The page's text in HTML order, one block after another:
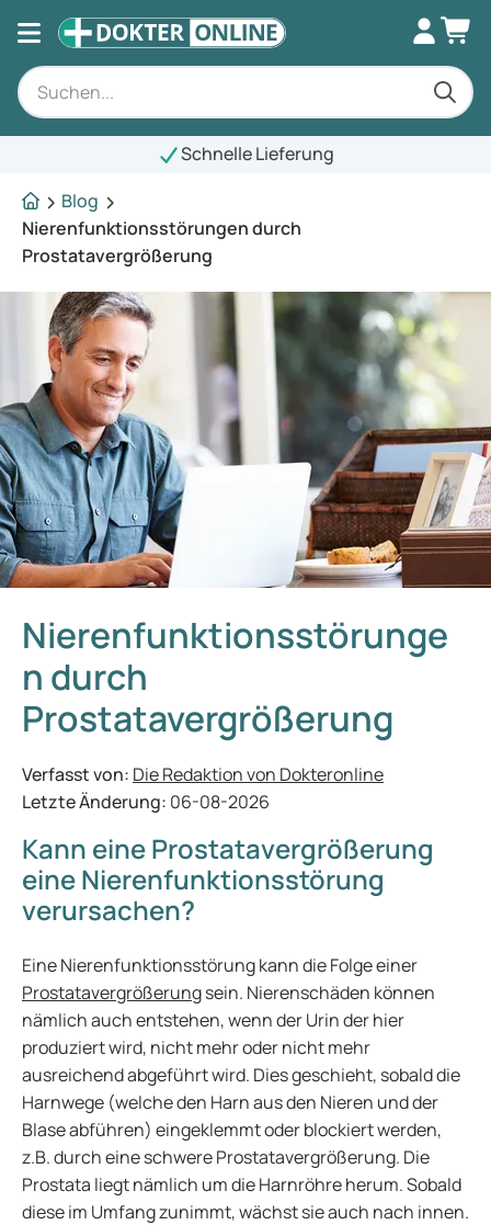
Schnelle Lieferung
Blog
Nierenfunktionsstörungen durch
Prostatavergrößerung
Nierenfunktionsstörunge
n durch
Prostatavergrößerung
Verfasst von: Die Redaktion von Dokteronline
Letzte Änderung: 06-08-2026
Kann eine Prostatavergrößerung
eine Nierenfunktionsstörung
verursachen?
Eine Nierenfunktionsstörung kann die Folge einer
Prostatavergrößerungsein. Nierenschäden können
nämlich auch entstehen, wenn der Urin der hier
produziert wird, nicht mehr oder nicht mehr
ausreichend abgeführt wird. Dies geschieht, sobald die
Harnwege (welche den Harn aus den Nieren und der
Blase abführen) eingeklemmt oder blockiert werden,
z.B. durch eine schwere Prostatavergrößerung. Die
Prostata liegt nämlich um die Harnröhre herum. Sobald
diese im Umfang zunimmt, wächst sie auch nach innen.